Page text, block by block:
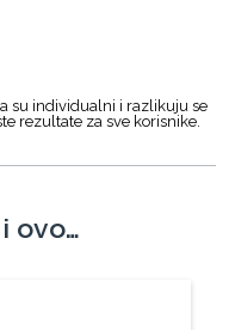
su individualni i razlikuju se
rezultate za sve korisnike.
ovo…